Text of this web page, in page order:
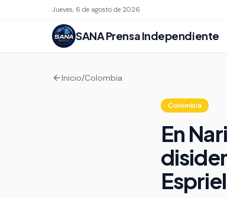
Jueves, 6 de agosto de 2026
SANAPrensa Independiente
Inicio/Colombia
Colombia
En